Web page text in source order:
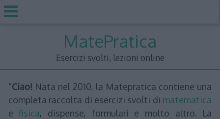
MatePratica
Esercizi svolti, lezioni online
“Ciao! Nata nel 2010, la Matepratica contiene una
completa raccolta di esercizi svolti di matematica
efisica, dispense, formulari e molto altro. La